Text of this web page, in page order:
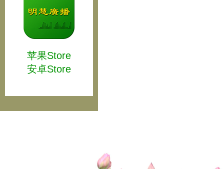
苹果Store
安卓Store